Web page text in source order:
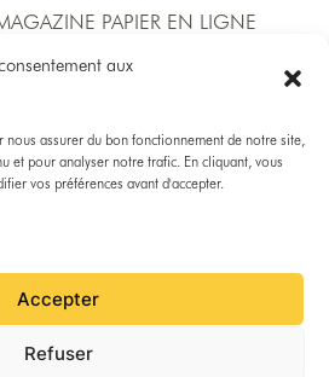
aux
assurer du bon fonctionnement de notre site,
et pour analyser notre trafic. En cliquant, vous
vos préférences avant d'accepter.
Accepter
Refuser
PAPIER EN LIGNE
D'OLÉ !
DE LA PUBLICATION
Yoann BECERRA
RÉDACTION
Lucie TOURNIER, Jordan SAISSET et la